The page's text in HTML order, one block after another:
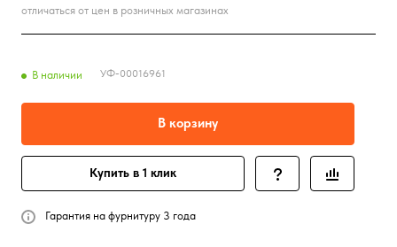
отличаться от цен в розничных магазинах
В наличии УФ-00016961
В корзину
Купить в 1 клик
Гарантия на фурнитуру 3 года